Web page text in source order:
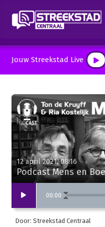
Jouw Streekstad Live
00:00
12 april 2021, 08:16
Podcast Mens en
Door: Streekstad Centraal